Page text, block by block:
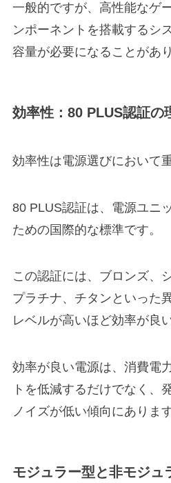
一般的ですが、高性能なゲ
ンポーネントを搭載するシ
容量が必要になることがあ
効率性：80 PLUS認証の
効率性は電源選びにおいて
80 PLUS認証は、電源ユニ
ための国際的な標準です。
この認証には、ブロンズ、
プラチナ、チタンといった
レベルが高いほど効率が良
効率が良い電源は、消費電
トを低減するだけでなく、
ノイズが低い傾向にあります
モジュラー型と非モジュ